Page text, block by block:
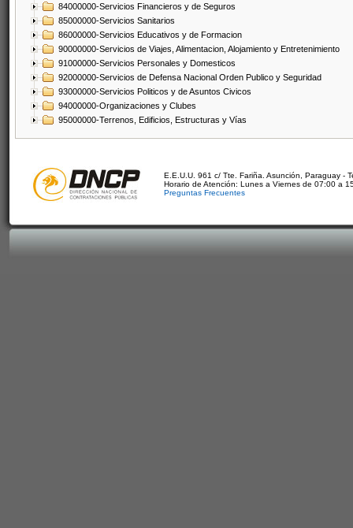
84000000-Servicios Financieros y de Seguros
85000000-Servicios Sanitarios
86000000-Servicios Educativos y de Formacion
90000000-Servicios de Viajes, Alimentacion, Alojamiento y Entretenimiento
91000000-Servicios Personales y Domesticos
92000000-Servicios de Defensa Nacional Orden Publico y Seguridad
93000000-Servicios Politicos y de Asuntos Civicos
94000000-Organizaciones y Clubes
95000000-Terrenos, Edificios, Estructuras y Vías
E.E.U.U. 961 c/ Tte. Fariña. Asunción, Paraguay -
Horario de Atención: Lunes a Viernes de 07:00 a
Preguntas Frecuentes